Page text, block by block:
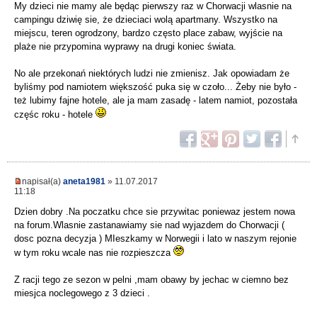
My dzieci nie mamy ale będąc pierwszy raz w Chorwacji wlasnie na
campingu dziwię sie, że dzieciaci wolą apartmany. Wszystko na
miejscu, teren ogrodzony, bardzo często place zabaw, wyjście na
plaże nie przypomina wyprawy na drugi koniec świata.
No ale przekonań niektórych ludzi nie zmienisz. Jak opowiadam że
byliśmy pod namiotem większość puka się w czoło... Żeby nie było -
też lubimy fajne hotele, ale ja mam zasadę - latem namiot, pozostała
częśc roku - hotele
napisał(a) aneta1981 » 11.07.2017
11:18
Dzien dobry .Na poczatku chce sie przywitac poniewaz jestem nowa
na forum.Wlasnie zastanawiamy sie nad wyjazdem do Chorwacji (
dosc pozna decyzja ) MIeszkamy w Norwegii i lato w naszym rejonie
w tym roku wcale nas nie rozpieszcza
Z racji tego ze sezon w pelni ,mam obawy by jechac w ciemno bez
miesjca noclegowego z 3 dzieci .